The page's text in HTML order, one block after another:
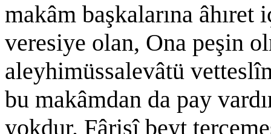
makâm başkalarına
veresiye olan, Ona peşin
aleyhimüssalevâtü
bu makâmdan da pay
yokdur. Fârisî beyt